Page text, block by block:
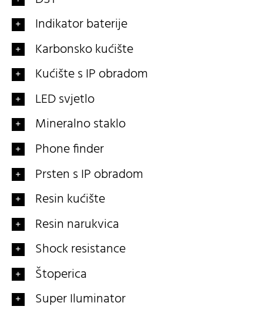
Indikator baterije
Karbonsko kućište
Kućište s IP obradom
LED svjetlo
Mineralno staklo
Phone finder
Prsten s IP obradom
Resin kućište
Resin narukvica
Shock resistance
Štoperica
Super Iluminator